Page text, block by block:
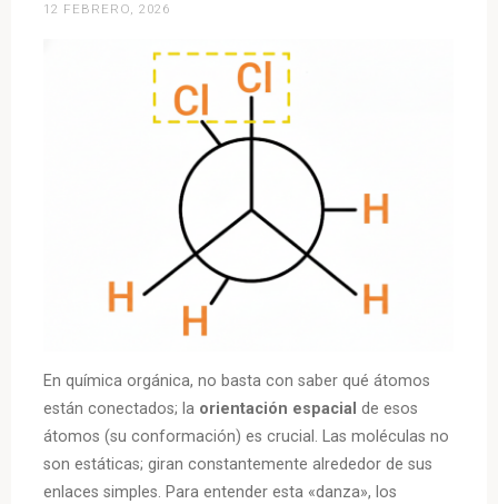
12 FEBRERO, 2026
En química orgánica, no basta con saber qué átomos
están conectados; la orientación espacial de esos
átomos (su conformación) es crucial. Las moléculas no
son estáticas; giran constantemente alrededor de sus
enlaces simples. Para entender esta «danza», los